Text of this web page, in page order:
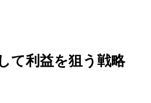
て利益を狙う戦略